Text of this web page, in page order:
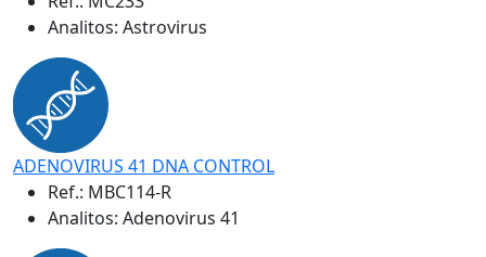
Analitos: Astrovirus
ADENOVIRUS 41 DNA CONTROL
Ref.: MBC114-R
Analitos: Adenovirus 41